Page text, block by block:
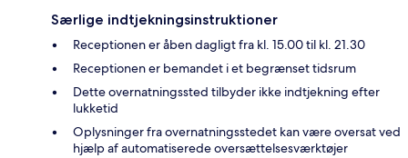
Særlige indtjekningsinstruktioner
Receptionen er åben dagligt fra kl. 15.00 til kl. 21.30
Receptionen er bemandet i et begrænset tidsrum
Dette overnatningssted tilbyder ikke indtjekning efter
lukketid
Oplysninger fra overnatningsstedet kan være oversat ved
hjælp af automatiserede oversættelsesværktøjer